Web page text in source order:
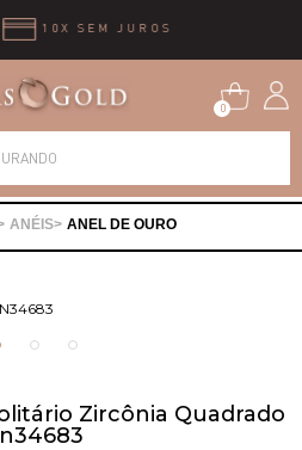
SEM JUROS
0
ANÉIS ANEL DE OURO
Zircônia Quadrado